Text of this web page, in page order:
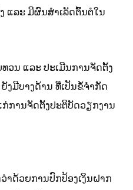
ແລະ ມີຜົນສຳເລັດຕົ້ນຕໍໃນ
ວນ ແລະ ປະເມີນການຈັດຕັ້ງ
ງມີບາງດ້ານ ທີ່ເປັນຂໍ້ຈໍາກັດ
ການຈັດຕັ້ງປະຕິບັດວຽກງານ
າດ້ວຍການປົກປ້ອງເງິນຝາກ